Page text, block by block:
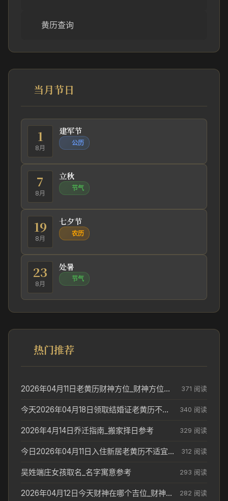
黄历查询
当月节日
1
8月
建军节
公历
7
8月
立秋
节气
19
8月
七夕节
农历
23
8月
处暑
节气
热门推荐
2026年04月11日老黄历财神方位_财神方位与供奉讲究 371 阅读
今天2026年04月18日领取结婚证老黄历不适合吗_领证日期参考 340 阅读
2026年4月14日乔迁指南_搬家择日参考 329 阅读
今日2026年04月11日入住新居老黄历不适宜吗_搬家择日参考 312 阅读
吴姓端庄女孩取名_名字寓意参考 293 阅读
2026年04月12日今天财神在哪个吉位_财神方位参考 282 阅读